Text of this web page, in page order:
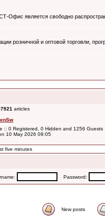
Офис является свободно
розничной и оптовой торговли,
articles
:: 0 Registered, 0 Hidden and 1256
10 May 2026 09:05
five minutes
Password:
New posts